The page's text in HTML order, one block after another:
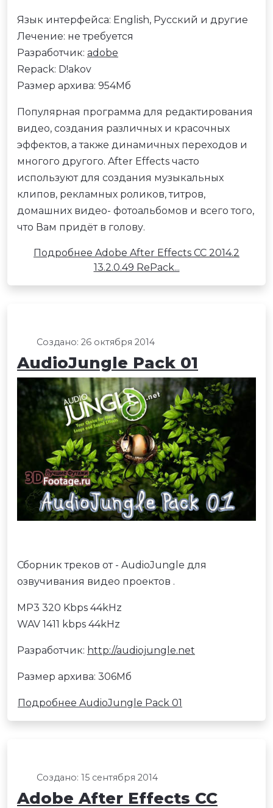
Язык интерфейса: English, Русский и другие
Лечение: не требуется
Разработчик: adobe
Repack: D!akov
Размер архива: 954Мб
Популярная программа для редактирования
видео, создания различных и красочных
эффектов, а также динамичных переходов и
многого другого. After Effects часто
используют для создания музыкальных
клипов, рекламных роликов, титров,
домашних видео- фотоальбомов и всего того,
что Вам придёт в голову.
Подробнее Adobe After Effects CC 2014.2
13.2.0.49 RePack...
Создано: 26 октября 2014
AudioJungle Pack 01
Сборник треков от - AudioJungle для
озвучивания видео проектов .
MP3 320 Kbps 44kHz
WAV 1411 kbps 44kHz
Разработчик: http://audiojungle.net
Размер архива: 306Мб
Подробнее AudioJungle Pack 01
Создано: 15 сентября 2014
Adobe After Effects CC